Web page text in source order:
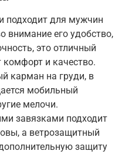
подходит для мужчин
внимание его удобство,
это отличный
комфорт и качество.
карман на груди, в
мобильный
мелочи.
завязками подходит
а ветрозащитный
защиту